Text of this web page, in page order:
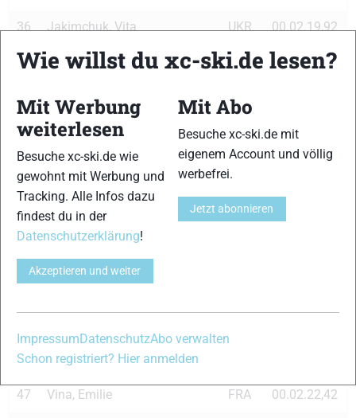
36 Jakimchuk, Vita UKR 00.02.19,92
37 Terentjeva, Irina LTU 00.02.20,08
39 Kolomina, Elena 00.02.20,28
40 Fabjan, Vesna SLO 00.02.20,34
41 Mannima, Tatjana EST 00.02.20,44
43 Malets Lisogor, Marina
46 Yatskaja, Oxana
47 Vina, Emilie FRA 00.02.22,42
Wie willst du xc-ski.de lesen?
Mit Werbung
weiterlesen
Besuche xc-ski.de wie
gewohnt mit Werbung und
Tracking. Alle Infos dazu
findest du in der
Datenschutzerklärung!
Akzeptieren und weiter
Mit Abo
Besuche xc-ski.de mit
eigenem Account und völlig
werbefrei.
Jetzt abonnieren
ImpressumDatenschutzAbo verwalten
Schon registriert? Hier anmelden